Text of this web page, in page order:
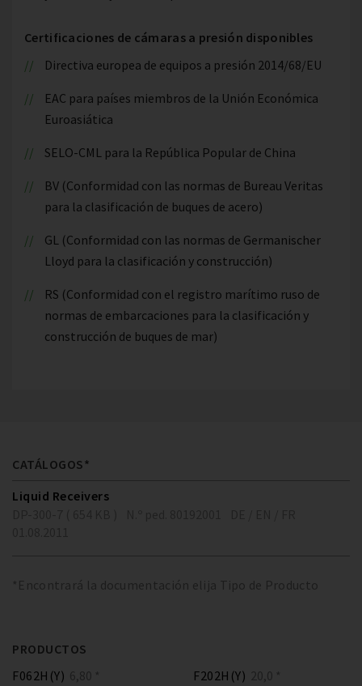
Certificaciones de cámaras a presión disponibles
Directiva europea de equipos a presión 2014/68/EU
EAC para países miembros de la Unión Económica
Euroasiática
SELO-CML para la República Popular de China
BV (Conformidad con las normas de Bureau Veritas
para la clasificación de buques de acero)
GL (Conformidad con las normas de Germanischer
Lloyd para la clasificación y construcción)
RS (Conformidad con el registro marítimo ruso de
normas de embarcaciones para la clasificación y
construcción de buques de mar)
CATÁLOGOS*
Liquid Receivers
*Encontrará la documentación elija Tipo de Producto
PRODUCTOS
F062H(Y) 6,80 * F202H(Y) 20,0 *